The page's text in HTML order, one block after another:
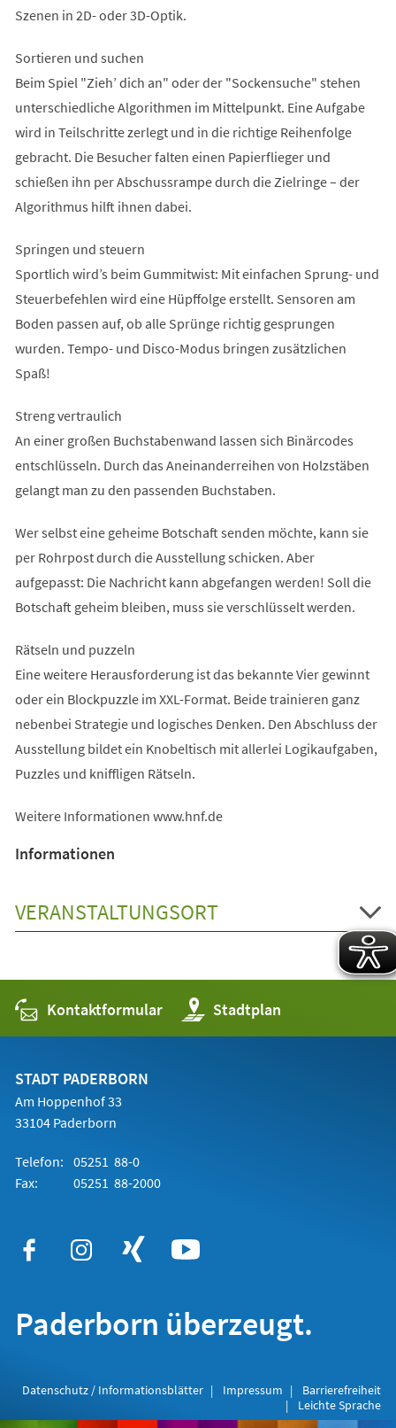
Szenen in 2D- oder 3D-Optik.
Sortieren und suchen
Beim Spiel "Zieh’ dich an" oder der "Sockensuche" stehen
unterschiedliche Algorithmen im Mittelpunkt. Eine Aufgabe
wird in Teilschritte zerlegt und in die richtige Reihenfolge
gebracht. Die Besucher falten einen Papierflieger und
schießen ihn per Abschussrampe durch die Zielringe – der
Algorithmus hilft ihnen dabei.
Springen und steuern
Sportlich wird’s beim Gummitwist: Mit einfachen Sprung- und
Steuerbefehlen wird eine Hüpffolge erstellt. Sensoren am
Boden passen auf, ob alle Sprünge richtig gesprungen
wurden. Tempo- und Disco-Modus bringen zusätzlichen
Spaß!
Streng vertraulich
An einer großen Buchstabenwand lassen sich Binärcodes
entschlüsseln. Durch das Aneinanderreihen von Holzstäben
gelangt man zu den passenden Buchstaben.
Wer selbst eine geheime Botschaft senden möchte, kann sie
per Rohrpost durch die Ausstellung schicken. Aber
aufgepasst: Die Nachricht kann abgefangen werden! Soll die
Botschaft geheim bleiben, muss sie verschlüsselt werden.
Rätseln und puzzeln
Eine weitere Herausforderung ist das bekannte Vier gewinnt
oder ein Blockpuzzle im XXL-Format. Beide trainieren ganz
nebenbei Strategie und logisches Denken. Den Abschluss der
Ausstellung bildet ein Knobeltisch mit allerlei Logikaufgaben,
Puzzles und kniffligen Rätseln.
Weitere Informationen www.hnf.de
Informationen
VERANSTALTUNGSORT
Kontaktformular Stadtplan
(Öffnet
in
einem
STADT PADERBORN
Am Hoppenhof 33
33104 Paderborn
Telefon: 05251 88-0
Fax:
05251 88-2000
Paderborn überzeugt.
Datenschutz / Informationsblätter Impressum
Barrierefreiheit
Leichte Sprache